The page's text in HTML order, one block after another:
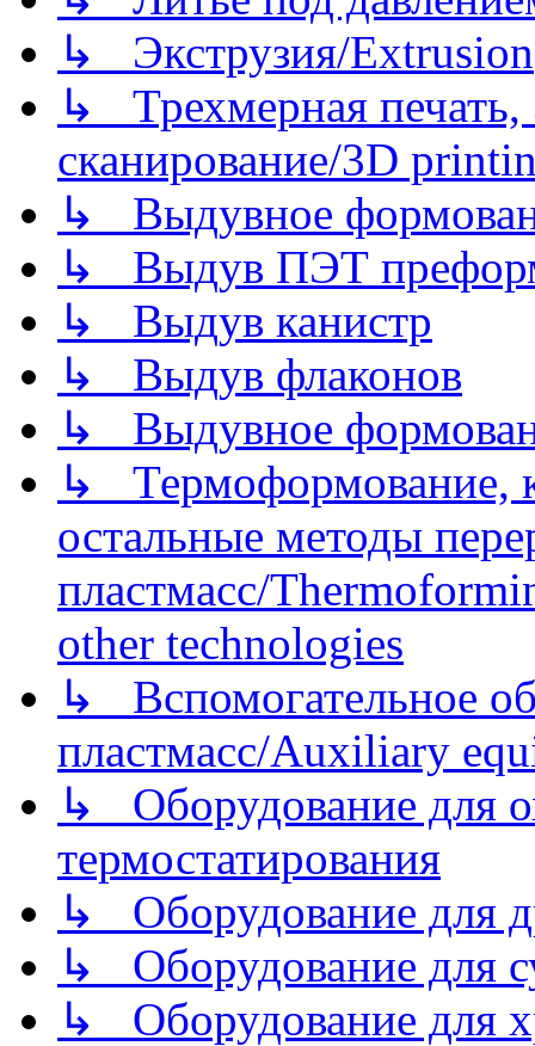
↳ Экструзия/Extrusion
↳ Трехмерная
сканирование/3D
↳ Выдувное
↳ Выдув ПЭТ
↳ Выдув канистр
↳ Выдув флаконов
↳ Выдувное
↳ Термоформование,
остальные методы
пластмасс/
other technologies
↳ Вспомогательное
пластмасс/Auxiliary
↳ Оборудование для
термостатирования
↳ Оборудование для
↳ Оборудование для
↳ Оборудование для